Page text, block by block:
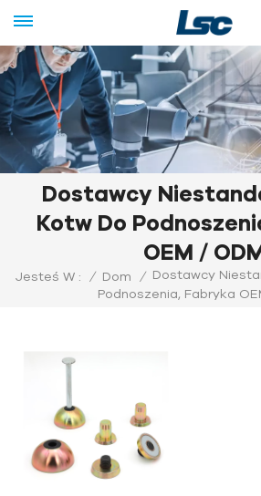
Dostawcy
Kotw Do
OEM /
Jesteś W : / Dom /
Dostawcy
Podnoszenia, Fabryka